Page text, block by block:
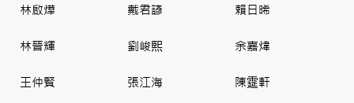
林啟燁 戴君諺 賴日晞
林晉輝 劉峻𤋮 余嘉煒
王仲賢 張江海 陳𩃀軒